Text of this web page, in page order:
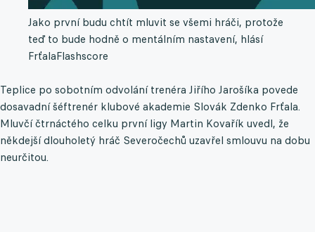
Jako první budu chtít mluvit se všemi hráči, protože
teď to bude hodně o mentálním nastavení, hlásí
FrťalaFlashscore
Teplice po sobotním odvolání trenéra Jiřího Jarošíka povede
dosavadní šéftrenér klubové akademie Slovák Zdenko Frťala.
Mluvčí čtrnáctého celku první ligy Martin Kovařík uvedl, že
někdejší dlouholetý hráč Severočechů uzavřel smlouvu na dobu
neurčitou.